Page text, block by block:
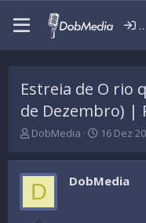
Estreia de O rio
de Dezembro) |
T
r
e
a
d
DobMedia
D
t
a
d
16 Dez
D DobMedia